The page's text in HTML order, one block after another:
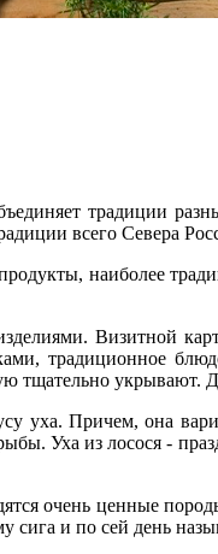
традиции
всего Севера
наиболее
Визитной
традиционное
тщательно
уха. Причем, она
Уха из лосося -
очень ценные
и по сей день